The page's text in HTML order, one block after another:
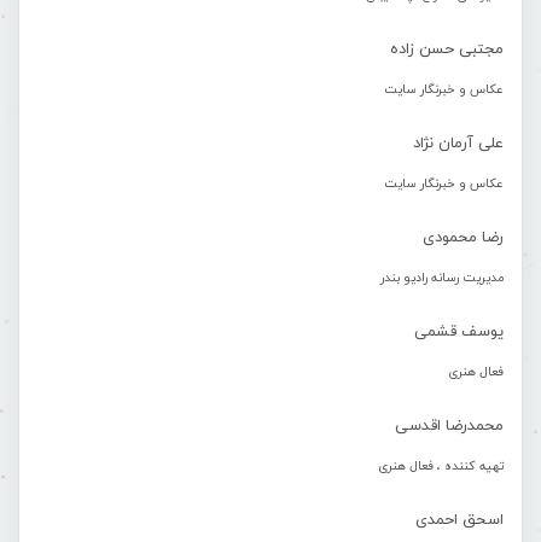
مجتبی حسن زاده
عکاس و خبرنگار سایت
علی آرمان نژاد
عکاس و خبرنگار سایت
رضا محمودی
مدیریت رسانه رادیو بندر
یوسف قشمی
فعال هنری
محمدرضا اقدسی
تهیه کننده ، فعال هنری
اسحق احمدی